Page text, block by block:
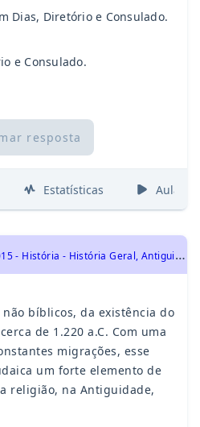
Dias, Diretório e Consulado.
e Consulado.
resposta
Estatísticas Aulas
C
ESMAC 2015 - História - História Geral, Antiguidade Oriental (Egípcios, Mesopotâmicos, Persas, Indianos e Chineses)
bíblicos, da existência do
de 1.220 a.C. Com uma
migrações, esse
um forte elemento de
religião, na Antiguidade,